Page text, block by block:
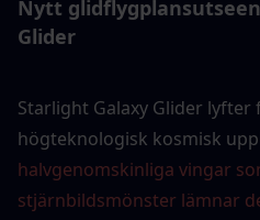
Nytt
Glider
Starlight Galaxy Glider lyfter
högteknologisk kosmisk
halvgenomskinliga vingar
stjärnbildsmönster lämnar